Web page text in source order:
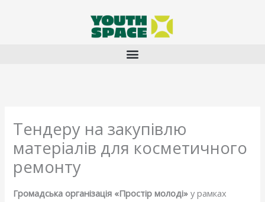
Тендеру на закупівлю
матеріалів для косметичного
ремонту
Громадська організація «Простір молоді» у рамках